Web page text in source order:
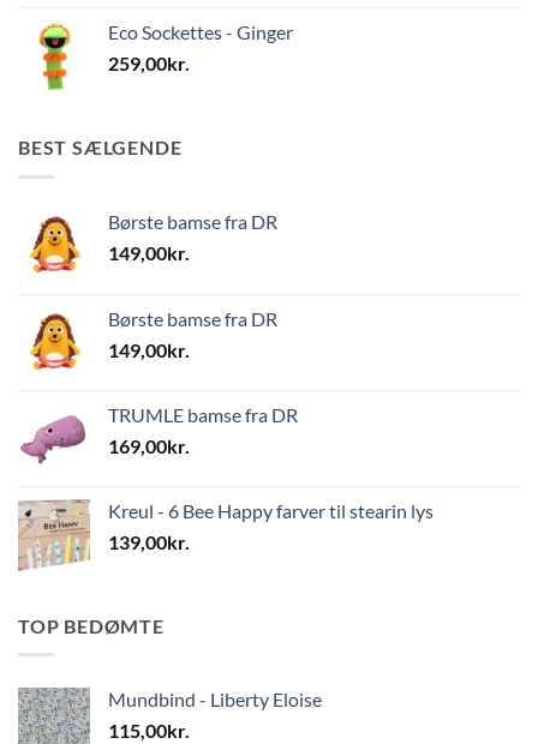
Eco Sockettes - Ginger
259,00kr.
BEST SÆLGENDE
Børste bamse fra DR
149,00kr.
Børste bamse fra DR
149,00kr.
TRUMLE bamse fra DR
169,00kr.
Kreul - 6 Bee Happy farver til stearin lys
139,00kr.
TOP BEDØMTE
Mundbind - Liberty Eloise
115,00kr.